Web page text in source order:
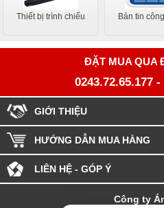
Thiết bị trình chiếu Bản tin
ĐẶT MUA QUA
0243.72.65.177 -
GIỚI THIỆU
HƯỚNG DẪN MUA HÀNG
LIÊN HỆ - GÓP Ý
Công ty